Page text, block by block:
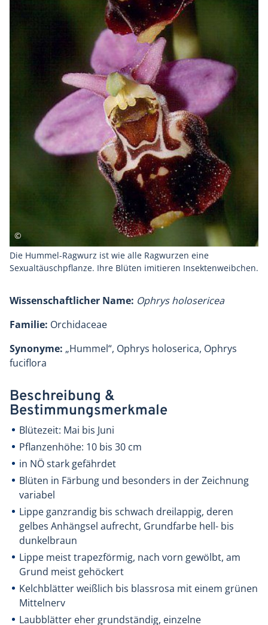
Die Hummel-Ragwurz ist wie alle Ragwurzen eine
Sexualtäuschpflanze. Ihre Blüten imitieren Insektenweibchen.
Wissenschaftlicher Name: Ophrys holosericea
Familie: Orchidaceae
Synonyme: „Hummel“, Ophrys holoserica, Ophrys
fuciflora
Beschreibung &
Bestimmungsmerkmale
Blütezeit: Mai bis Juni
Pflanzenhöhe: 10 bis 30 cm
in NÖ stark gefährdet
Blüten in Färbung und besonders in der Zeichnung
variabel
Lippe ganzrandig bis schwach dreilappig, deren
gelbes Anhängsel aufrecht, Grundfarbe hell- bis
dunkelbraun
Lippe meist trapezförmig, nach vorn gewölbt, am
Grund meist gehöckert
Kelchblätter weißlich bis blassrosa mit einem grünen
Mittelnerv
Laubblätter eher grundständig, einzelne